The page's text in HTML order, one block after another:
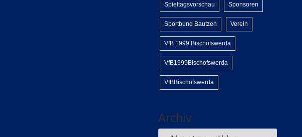
Spieltagsvorschau Sponsoren
Sportbund Bautzen Verein
VfB 1999 Bischofswerda
VfB1999Bischofswerda
VfBBischofswerda
Archiv